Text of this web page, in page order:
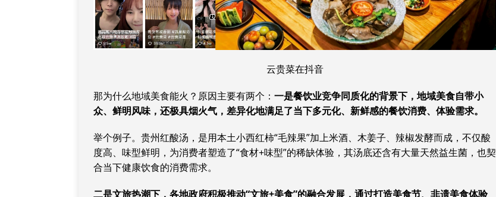
云贵菜在抖音
那为什么地域美食能火？原因主要有两个： 一是餐饮业竞争同质化的背景下，地域美食自带小
众、鲜明风味，还极具烟火气，差异化地满足了当下多元化、新鲜感的餐饮消费、体验需求。
举个例子。贵州红酸汤，是用本土小西红柿“毛辣果”加上米酒、木姜子、辣椒发酵而成，不仅酸
度高、味型鲜明，为消费者塑造了“食材+味型”的稀缺体验，其汤底还含有大量天然益生菌，也契
合当下健康饮食的消费需求。
二是文旅热潮下，各地政府积极推动“文旅+美食”的融合发展，通过打造美食节、非遗美食体验